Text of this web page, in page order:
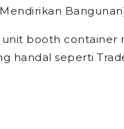
booth container
handal seperti